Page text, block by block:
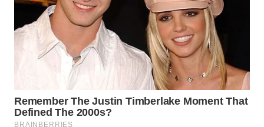
WN
NIAS
WN
TAPANULI